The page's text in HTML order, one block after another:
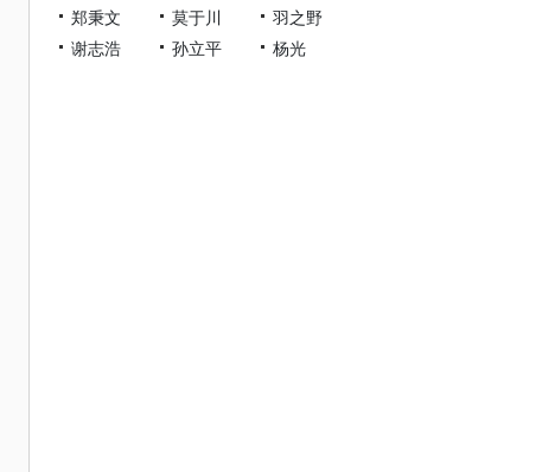
郑秉文
莫于川
羽之野
谢志浩
孙立平 杨光